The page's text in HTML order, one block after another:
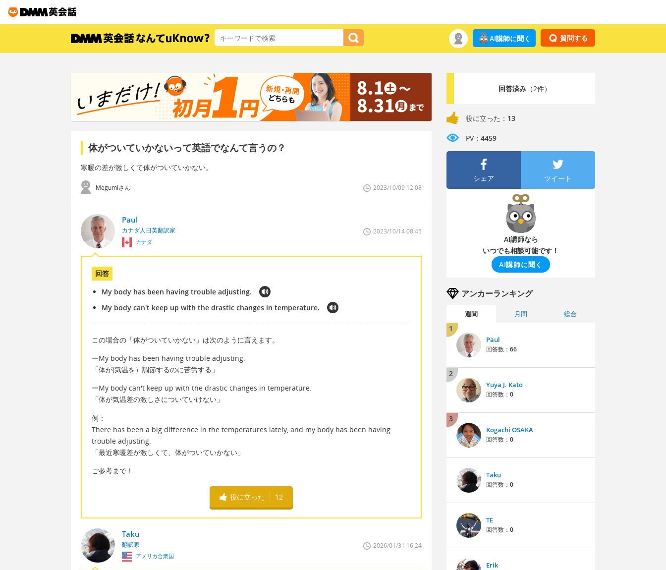
質問する
AI講師に聞く
体がついていかないって英語でなんて言うの？
寒暖の差が激しくて体がついていかない。
Megumiさん 2023/10/09 12:08
Paul
カナダ人日英翻訳家
カナダ
2023/10/14 08:45
回答
My body has been having trouble adjusting.
My body can't keep up with the drastic changes in temperature.
この場合の「体がついていかない」は次のように言えます。
ーMy body has been having trouble adjusting.
「体が(気温を）調節するのに苦労する」
ーMy body can't keep up with the drastic changes in temperature.
「体が気温差の激しさについていけない」
例：
There has been a big difference in the temperatures lately, and my body has been having
trouble adjusting.
「最近寒暖差が激しくて、体がついていかない」
ご参考まで！
役に立った 12
Taku
翻訳家
アメリカ合衆国
2026/01/31 16:24
回答済み（2件）
役に立った： 13
PV： 4459
シェア ツイート
AI講師なら
いつでも相談可能です！
AI講師に聞く
アンカーランキング
週間 月間 総合
1
Paul
回答数： 66
2
Yuya J. Kato
回答数： 0
3
Kogachi OSAKA
回答数： 0
Taku
回答数： 0
TE
回答数： 0
Erik